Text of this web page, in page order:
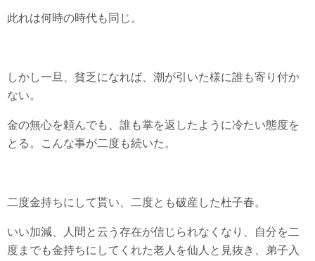
此れは何時の時代も同じ。
しかし一旦、貧乏になれば、潮が引いた様に誰も寄り付か
ない。
金の無心を頼んでも、誰も掌を返したように冷たい態度を
とる。こんな事が二度も続いた。
二度金持ちにして貰い、二度とも破産した杜子春。
いい加減、人間と云う存在が信じられなくなり、自分を二
度までも金持ちにしてくれた老人を仙人と見抜き、弟子入